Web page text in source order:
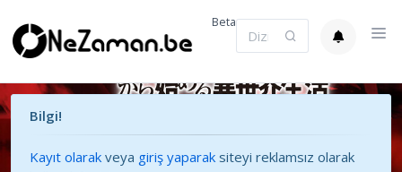
Beta
Bilgi!
Kayıt olarak veya giriş yaparak siteyi reklamsız olarak